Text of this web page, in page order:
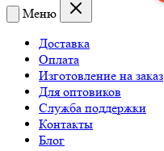
Меню
Доставка
Оплата
Изготовление на заказ
Для оптовиков
Служба поддержки
Контакты
Блог